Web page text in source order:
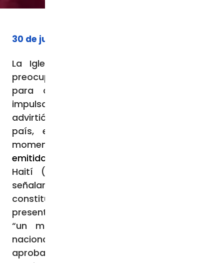
30 de julio de 2025
La Iglesia Católica en Haití expresó su
preocupación por el proceso de reforma
para adoptar una nueva Constitución
impulsado por el gobierno de transición, y
advirtió que, ante la crisis que atraviesa el
país, este paso “debe hacerse en un
momento oportuno”. En un
emitido
Haití (CEH) el 23 de julio, los obispos
señalaron que el anteproyecto
constitucional de 2025, recientemente
presentado por las autoridades, representa
“un momento significativo” en la vida
nacional. No obstante, indicaron que su
aprobación “requiere un amplio debate que